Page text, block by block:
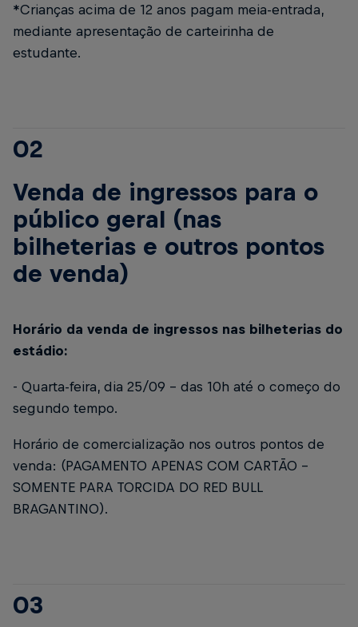
*Crianças acima de 12 anos pagam meia-entrada,
mediante apresentação de carteirinha de
estudante.
02
Venda de ingressos para o
público geral (nas
bilheterias e outros pontos
de venda)
Horário da venda de ingressos nas bilheterias do
estádio:
- Quarta-feira, dia 25/09 – das 10h até o começo do
segundo tempo.
Horário de comercialização nos outros pontos de
venda: (PAGAMENTO APENAS COM CARTÃO –
SOMENTE PARA TORCIDA DO RED BULL
BRAGANTINO).
03